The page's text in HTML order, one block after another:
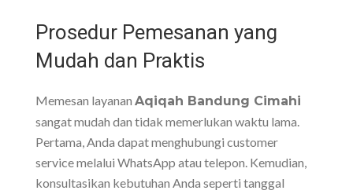
Prosedur Pemesanan yang
Mudah dan Praktis
Memesan layanan Aqiqah Bandung Cimahi
sangat mudah dan tidak memerlukan waktu lama.
Pertama, Anda dapat menghubungi customer
service melalui WhatsApp atau telepon. Kemudian,
konsultasikan kebutuhan Anda seperti tanggal